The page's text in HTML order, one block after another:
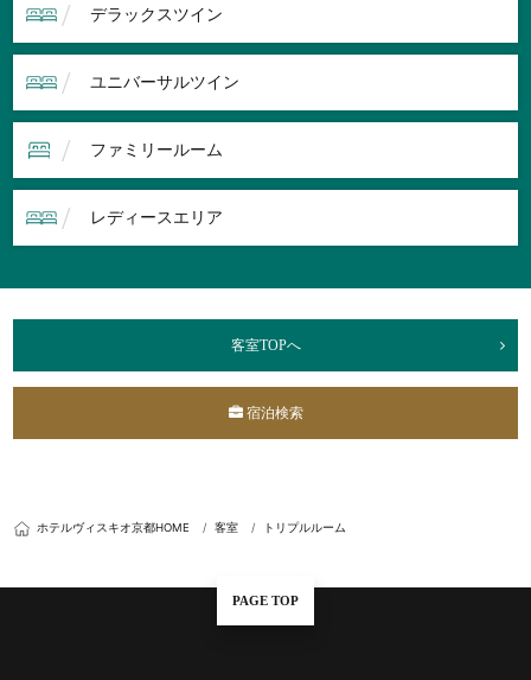
デラックスツイン
ユニバーサルツイン
ファミリールーム
レディースエリア
客室TOPへ
宿泊検索
ホテルヴィスキオ京都HOME 客室 トリプルルーム
PAGE TOP